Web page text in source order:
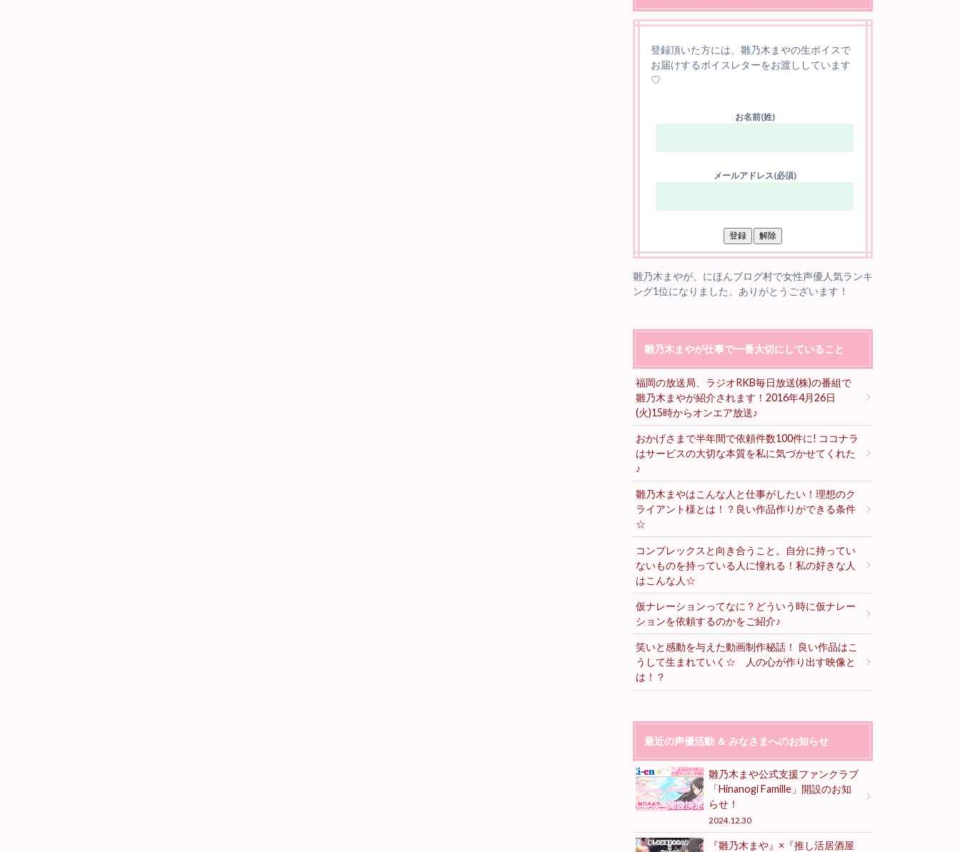
登録頂いた方には、雛乃木まやの生ボイスで
お届けするボイスレターをお渡ししています
♡
お名前(姓)
メールアドレス(必須)
雛乃木まやが、にほんブログ村で女性声優人気ランキ
ング1位になりました。ありがとうございます！
雛乃木まやが仕事で一番大切にしていること
福岡の放送局、ラジオRKB毎日放送(株)の番組で
雛乃木まやが紹介されます！2016年4月26日
(火)15時からオンエア放送♪
おかげさまで半年間で依頼件数100件に! ココナラ
はサービスの大切な本質を私に気づかせてくれた
♪
雛乃木まやはこんな人と仕事がしたい！理想のク
ライアント様とは！？良い作品作りができる条件
☆
コンプレックスと向き合うこと。自分に持ってい
ないものを持っている人に憧れる！私の好きな人
はこんな人☆
仮ナレーションってなに？どういう時に仮ナレー
ションを依頼するのかをご紹介♪
笑いと感動を与えた動画制作秘話！ 良い作品はこ
うして生まれていく☆ 人の心が作り出す映像と
は！？
最近の声優活動 ＆ みなさまへのお知らせ
雛乃木まや公式支援ファンクラブ
「Hinanogi Famille」開設のお知
らせ！
2024.12.30
『雛乃木まや』×『推し活居酒屋